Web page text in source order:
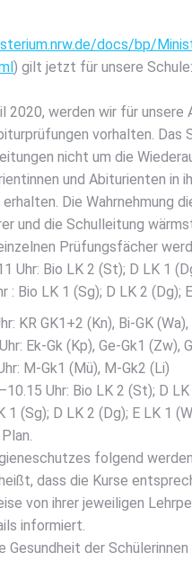
docs/bp/
) gilt jetzt für unse­re Schu­le:
2020, wer­den wir für
vor­hal­ten. Das
nicht um die
und Abitu­ri­en­ten in
Die Wahr­neh­mung
und die Schul­lei­tung
Prü­fungs­fä­cher
Uhr: Bio LK 2 (St); D LK 1
: Bio LK 1 (Sg); D LK 2 (Dg);
KR GK1+2 (Kn), Bi-GK (Wa),
Ek-Gk (Kp), Ge-Gk1 (Zw),
M‑Gk1 (Mü), M‑Gk2 (Li)
Uhr: Bio LK 2 (St); D
(Sg); D LK 2 (Dg); E LK 1
fol­gend
dass die Kur­se
von ihrer jewei­li­gen
infor­miert.
Gesund­heit der